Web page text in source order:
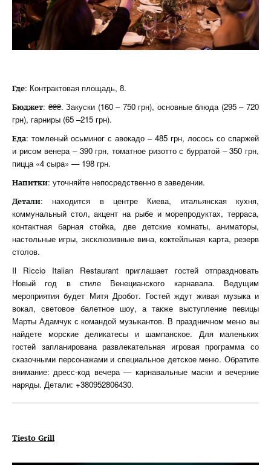
Где: Контрактовая площадь, 8.
Бюджет: ₴₴₴. Закуски (160 – 750 грн), основные блюда (295 – 720
грн), гарниры (65 –215 грн).
Еда: томленый осьминог с авокадо – 485 грн, лосось со спаржей
и рисом венера – 390 грн, томатное ризотто с бурратой – 350 грн,
пицца «4 сыра» — 198 грн.
Напитки: уточняйте непосредственно в заведении.
Детали: находится в центре Киева, итальянская кухня,
коммунальный стол, акцент на рыбе и морепродуктах, терраса,
контактная барная стойка, две детские комнаты, аниматоры,
настольные игры, эксклюзивные вина, коктейльная карта, резерв
столов.
Il Riccio Italian Restaurant приглашает гостей отпраздновать
Новый год в стиле Венецианского карнавала. Ведущим
мероприятия будет Митя Дробот. Гостей ждут живая музыка и
вокал, световое балетное шоу, а также выступление певицы
Марты Адамчук с командой музыкантов. В праздничном меню вы
найдете морские деликатесы и шампанское. Для маленьких
гостей запланирована развлекательная игровая программа со
сказочными персонажами и специальное детское меню. Обратите
внимание: дресс-код вечера — карнавальные маски и вечерние
наряды. Детали: +380952806430.
Tiesto Grill